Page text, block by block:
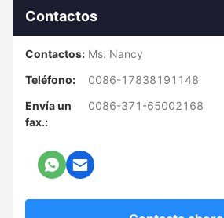
Contactos
Contactos: Ms. Nancy
Teléfono:
0086-17838191148
Envía un
fax.:
0086-371-65002168